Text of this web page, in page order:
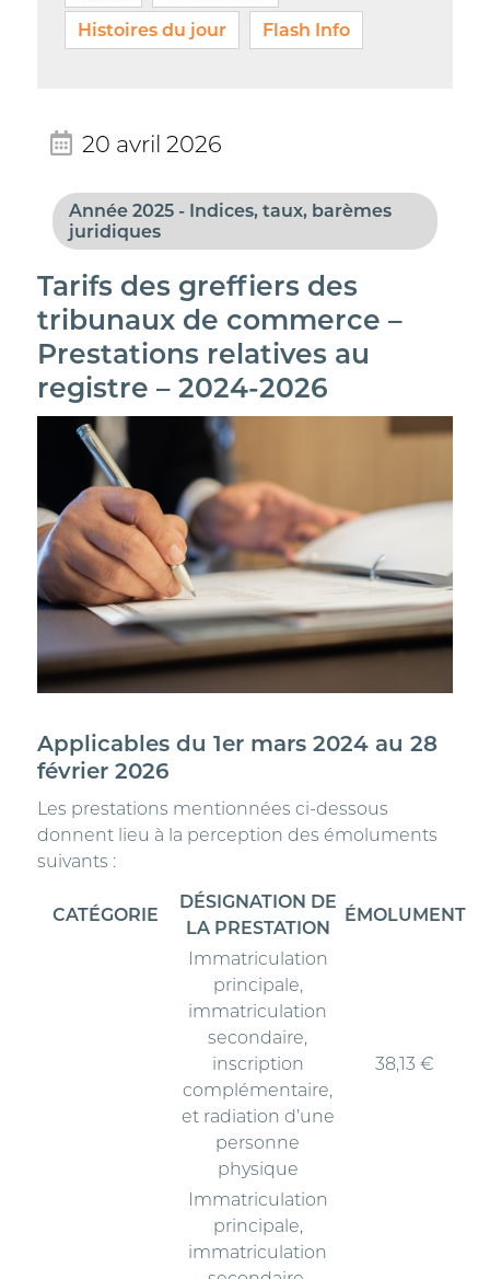
Histoires du jour
Flash Info
20 avril 2026
Année 2025 - Indices, taux, barèmes
juridiques
Tarifs des greffiers des
tribunaux de commerce –
Prestations relatives au
registre – 2024-2026
Applicables du 1er mars 2024 au 28
février 2026
Les prestations mentionnées ci-dessous
donnent lieu à la perception des émoluments
suivants :
CATÉGORIE
DÉSIGNATION DE
LA PRESTATION
ÉMOLUMENT
Immatriculation
principale,
immatriculation
secondaire,
inscription
complémentaire,
et radiation d’une
personne
physique
38,13 €
Immatriculation
principale,
immatriculation